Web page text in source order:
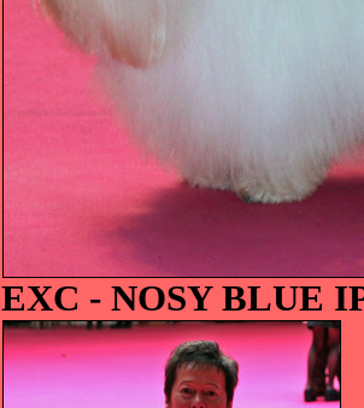
EXC - NOSY BLUE